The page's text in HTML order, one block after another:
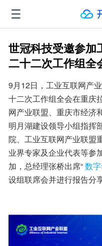
世冠科技受邀参加
二十二次工作组全
9月12日，工业互联网产
十二次工作组全会在重庆
网产业联盟、重庆市经济
明月湖建设领导小组指挥
院、工业互联网产业联盟
业界专家及企业代表等参
加，总经理张桥出席“数
设组联席会并进行报告分享